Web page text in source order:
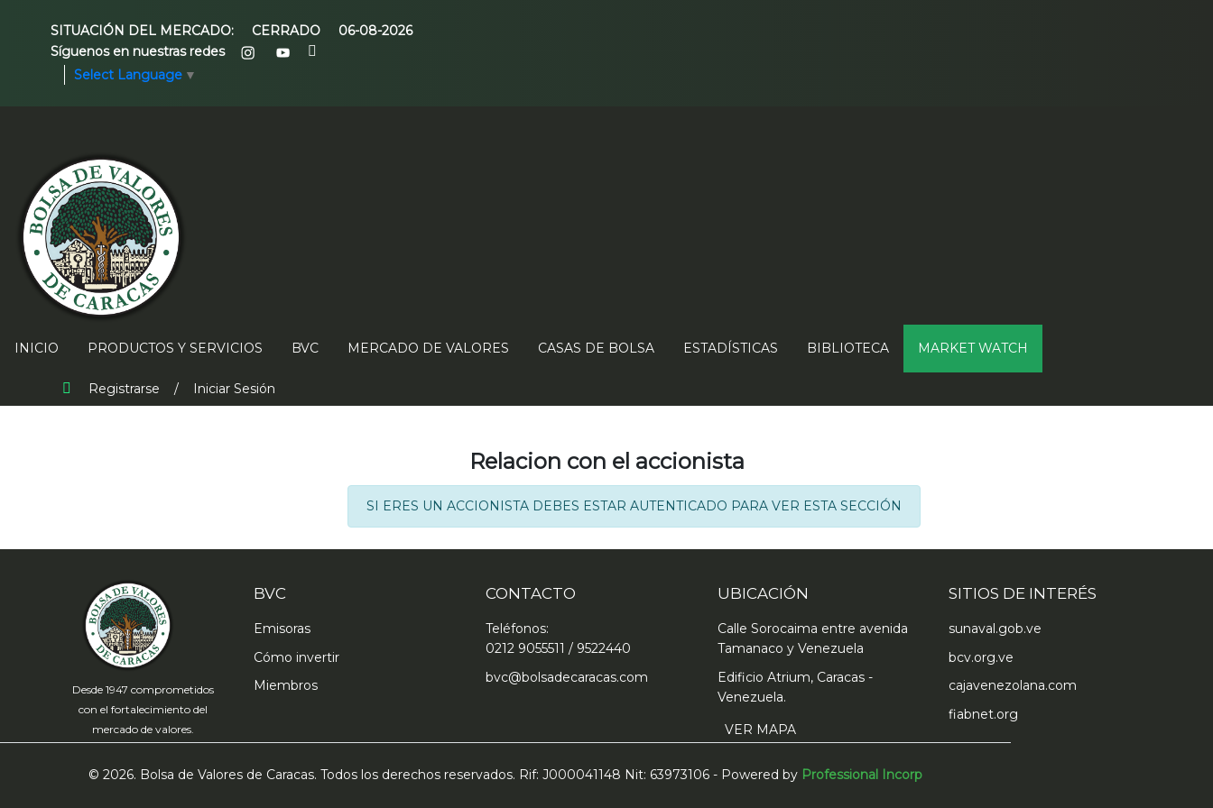
SITUACIÓN DEL MERCADO: CERRADO
06-08-2026
Síguenos en nuestras redes
Select Language ▼
INICIO PRODUCTOS Y SERVICIOS BVC MERCADO DE VALORES CASAS DE BOLSA ESTADÍSTICAS BIBLIOTECA MARKET WATCH
Registrarse / Iniciar Sesión
Relacion con el accionista
SI ERES UN ACCIONISTA DEBES ESTAR AUTENTICADO PARA VER ESTA SECCIÓN
Desde 1947 comprometidos
con el fortalecimiento del
mercado de valores.
BVC
Emisoras
Cómo invertir
Miembros
CONTACTO
Teléfonos:
0212 9055511 / 9522440
bvc@bolsadecaracas.com
UBICACIÓN
Calle Sorocaima entre avenida
Tamanaco y Venezuela
Edificio Atrium, Caracas -
Venezuela.
VER MAPA
SITIOS DE INTERÉS
sunaval.gob.ve
bcv.org.ve
cajavenezolana.com
fiabnet.org
© 2026. Bolsa de Valores de Caracas. Todos los derechos reservados. Rif: J000041148 Nit: 63973106 - Powered by Professional Incorp